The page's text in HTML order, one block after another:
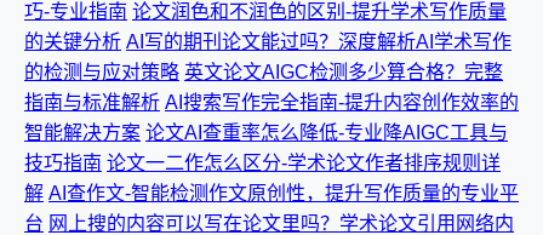
巧-专业指南 论文润色和不润色的区别-提升学术写作质量
的关键分析 AI写的期刊论文能过吗？深度解析AI学术写作
的检测与应对策略 英文论文AIGC检测多少算合格？完整
指南与标准解析 AI搜索写作完全指南-提升内容创作效率的
智能解决方案 论文AI查重率怎么降低-专业降AIGC工具与
技巧指南 论文一二作怎么区分-学术论文作者排序规则详
解 AI查作文-智能检测作文原创性，提升写作质量的专业平
台 网上搜的内容可以写在论文里吗？学术论文引用网络内